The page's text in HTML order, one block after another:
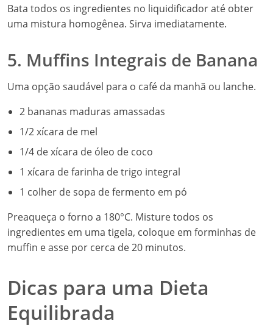
Bata todos os ingredientes no liquidificador até obter
uma mistura homogênea. Sirva imediatamente.
5. Muffins Integrais de Banana
Uma opção saudável para o café da manhã ou lanche.
2 bananas maduras amassadas
1/2 xícara de mel
1/4 de xícara de óleo de coco
1 xícara de farinha de trigo integral
1 colher de sopa de fermento em pó
Preaqueça o forno a 180°C. Misture todos os
ingredientes em uma tigela, coloque em forminhas de
muffin e asse por cerca de 20 minutos.
Dicas para uma Dieta
Equilibrada